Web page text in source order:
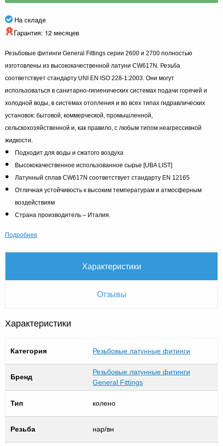
На складе
Гарантия: 12 месяцев
Резьбовые фитинги General Fittings серии 2600 и 2700 полностью
изготовлены из высококачественной латуни CW617N. Резьба
соответствует стандарту UNI EN ISO 228-1:2003. Они могут
использоваться в санитарно-гигиенических системах подачи горячей и
холодной воды, в системах отопления и во всех типах гидравлических
установок: бытовой, коммерческой, промышленной,
сельскохозяйственной и, как правило, с любым типом неагрессивной
жидкости.
Подходит для воды и сжатого воздуха
Высококачественное использованное сырье [UBA LIST]
Латунный сплав CW617N соответствует стандарту EN 12165
Отличная устойчивость к высоким температурам и атмосферным
воздействиям
Страна производитель – Италия.
Подробнее
Характеристики
Отзывы
Характеристики
Категория Резьбовые латунные фитинги
Бренд
Резьбовые латунные фитинги
General Fittings
Тип колено
Резьба нар/вн